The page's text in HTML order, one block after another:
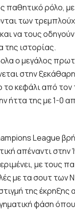
παθητικό ρόλο,
των
να τους
της ιστορίας.
ο μεγάλος
στην
κεφάλι από τον
ήττα της με 1-0
League
απέναντι
με τους
με τα σουτ των
της
φάση